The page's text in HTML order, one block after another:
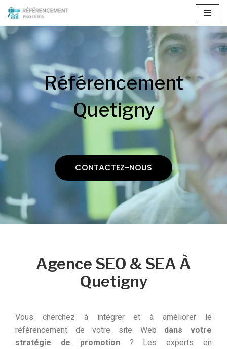
Aller
Référencement
Quetigny
CONTACTEZ-NOUS
Agence SEO & SEA À
Quetigny
Vous cherchez à intégrer et à améliorer le
référencement de votre site Web dans votre
stratégie de promotion? Les experts en